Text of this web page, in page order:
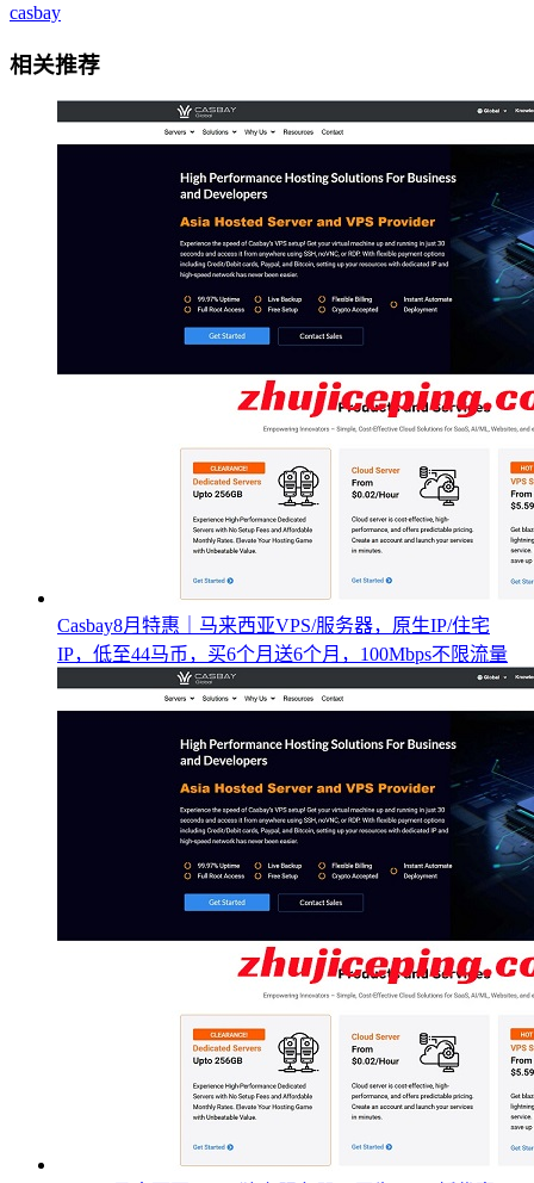
casbay
相关推荐
Casbay8月特惠｜马来西亚VPS/服务器，原生IP/住宅
IP，低至44马币，买6个月送6个月，100Mbps不限流量